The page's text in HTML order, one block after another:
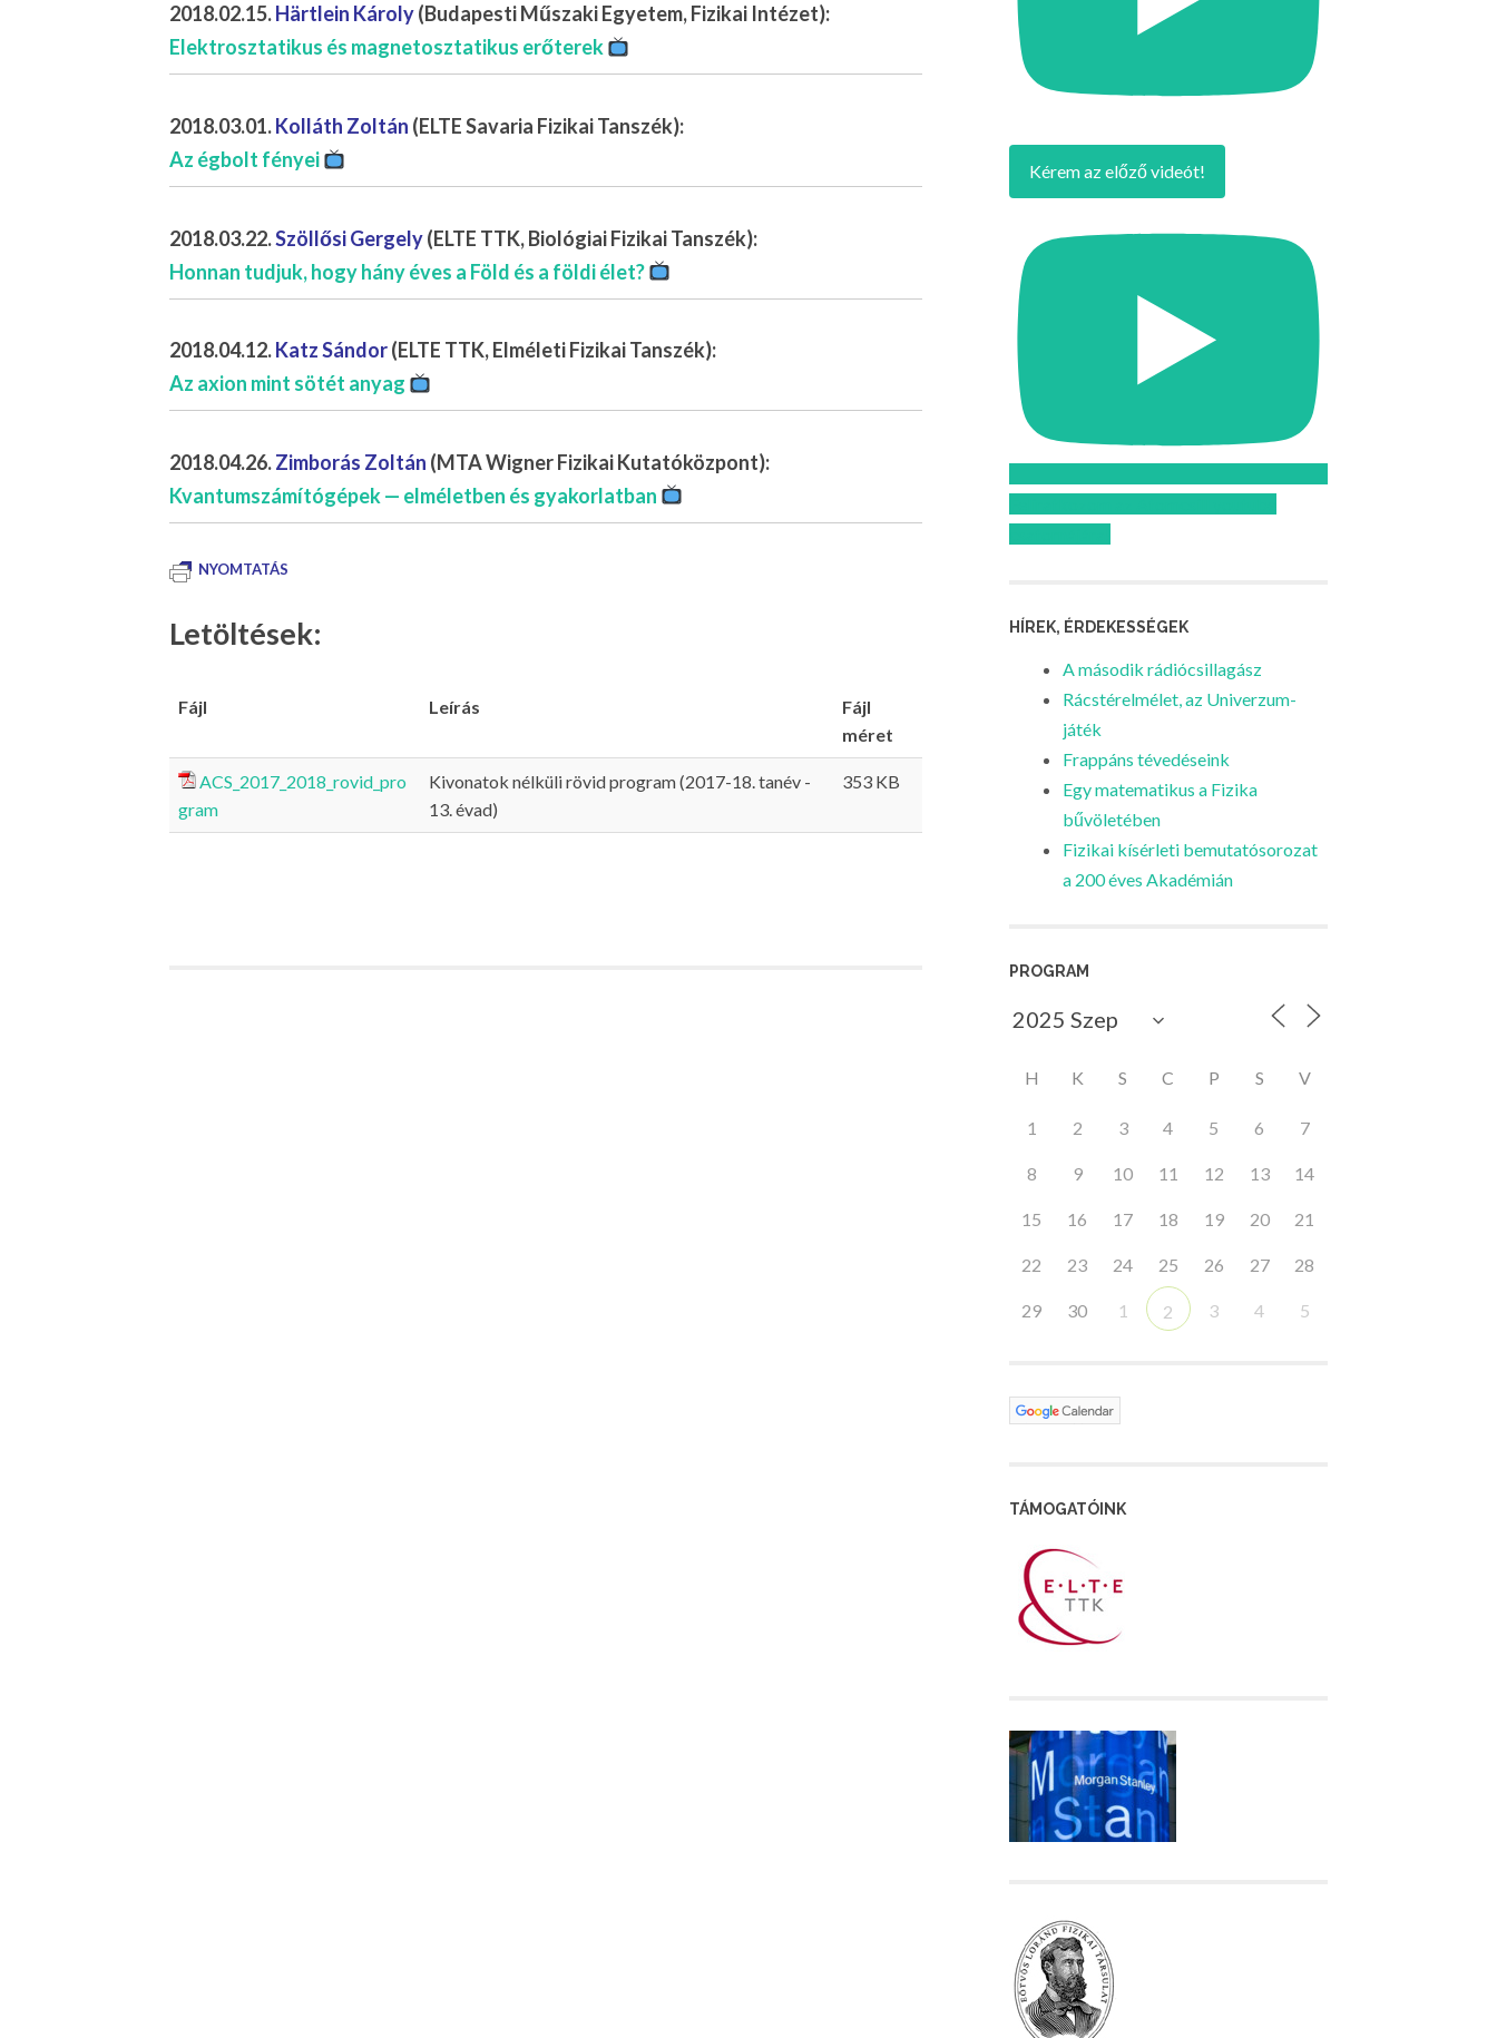
2018.02.15.Härtlein Károly(Budapesti Műszaki Egyetem, Fizikai Intézet):
Elektrosztatikus és magnetosztatikus erőterek
2018.03.01.Kolláth Zoltán (ELTE Savaria Fizikai Tanszék):
Az égbolt fényei
2018.03.22.Szöllősi Gergely(ELTE TTK, Biológiai Fizikai Tanszék):
Honnan tudjuk, hogy hány éves a Föld és a földi élet?
2018.04.12.Katz Sándor(ELTE TTK, Elméleti Fizikai Tanszék):
Az axion mint sötét anyag
2018.04.26.Zimborás Zoltán (MTA Wigner Fizikai Kutatóközpont):
Kvantumszámítógépek — elméletben és gyakorlatban
NYOMTATÁS
Letöltések:
Fájl Leírás
Fájl
méret
ACS_2017_2018_rovid_pro
gram
Kivonatok nélküli rövid program (2017-18. tanév -
13. évad)
353 KB
Kérem az előző videót!
HÍREK, ÉRDEKESSÉGEK
A második rádiócsillagász
Rácstérelmélet, az Univerzum-
játék
Frappáns tévedéseink
Egy matematikus a Fizika
bűvöletében
Fizikai kísérleti bemutatósorozat
a 200 éves Akadémián
PROGRAM
H K S C P S V
1 2 3 4 5 6 7
8 9 10 11 12 13 14
15 16 17 18 19 20 21
22 23 24 25 26 27 28
29 30 1 2 3 4 5
TÁMOGATÓINK